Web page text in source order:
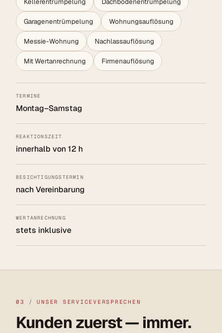
Garagenentrümpelung Wohnungsauflösung
Messie-Wohnung Nachlassauflösung
Mit Wertanrechnung Firmenauflösung
TERMINE
Montag–Samstag
REAKTIONSZEIT
innerhalb von 12 h
BESICHTIGUNGSTERMIN
nach Vereinbarung
WERTANRECHNUNG
stets inklusive
03 / UNSER SERVICEVERSPRECHEN
Kunden zuerst — immer.